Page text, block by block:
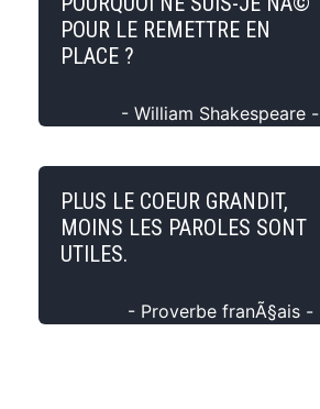
POUR LE REMETTRE EN
PLACE ?
- William Shakespeare -
PLUS LE COEUR GRANDIT,
MOINS LES PAROLES SONT
UTILES.
- Proverbe franÃ§ais -